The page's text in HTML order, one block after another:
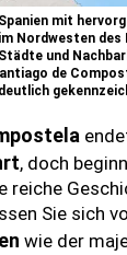
mit
Nordwesten des
und
de
, doch
reiche
Sie sich
wie der